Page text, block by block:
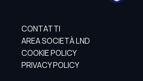
CONTATTI
AREA SOCIETÀ LND
COOKIE POLICY
PRIVACY POLICY